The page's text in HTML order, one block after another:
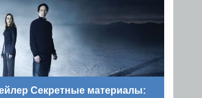
Секретные материалы: